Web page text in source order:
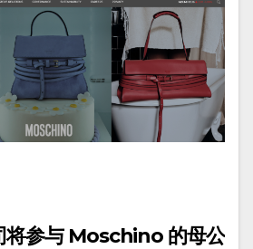
将参与 Moschino 的母公